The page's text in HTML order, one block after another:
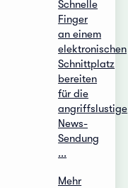
Schnelle
Finger
an einem
elektronischen
Schnittplatz
bereiten
für die
angriffslustige
News-
Sendung
...
Mehr